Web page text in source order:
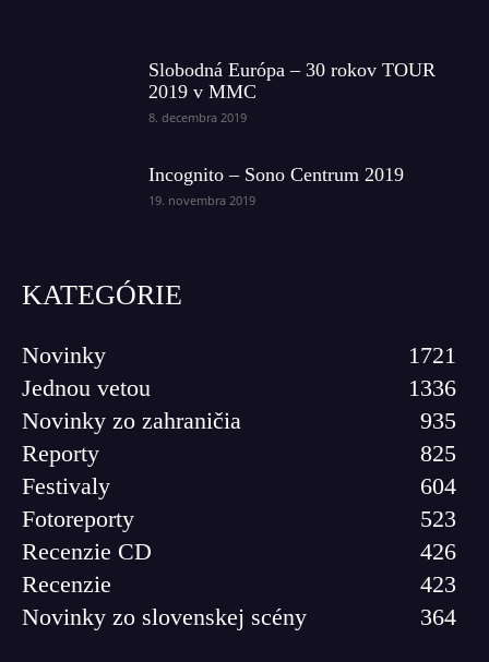
Slobodná Európa – 30 rokov TOUR
2019 v MMC
8. decembra 2019
Incognito – Sono Centrum 2019
19. novembra 2019
KATEGÓRIE
Novinky
1721
Jednou vetou
1336
Novinky zo zahraničia
935
Reporty
825
Festivaly
604
Fotoreporty
523
Recenzie CD
426
Recenzie
423
Novinky zo slovenskej scény
364